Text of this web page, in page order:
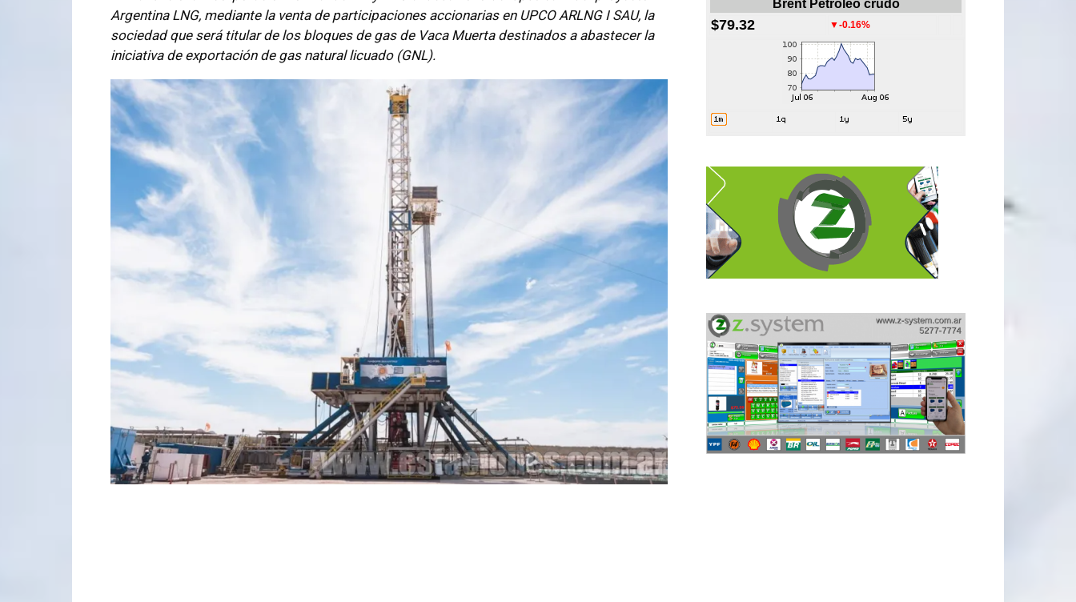
Argentina LNG, mediante la venta de participaciones accionarias en UPCO ARLNG I SAU, la
sociedad que será titular de los bloques de gas de Vaca Muerta destinados a abastecer la
iniciativa de exportación de gas natural licuado (GNL).
Brent Petroleo crudo
$79.32 ▼-0.16%